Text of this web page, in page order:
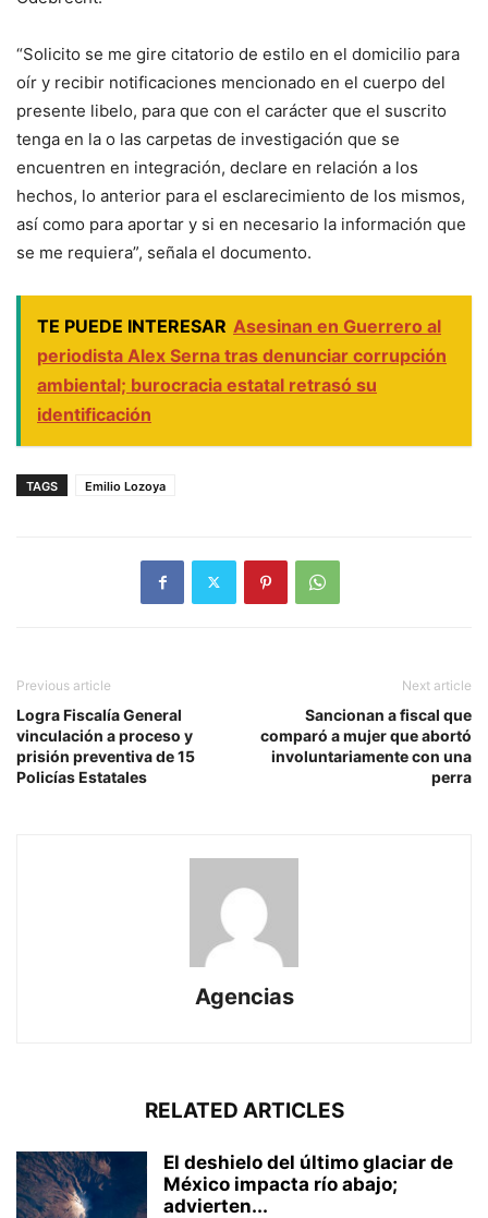
“Solicito se me gire citatorio de estilo en el domicilio para
oír y recibir notificaciones mencionado en el cuerpo del
presente libelo, para que con el carácter que el suscrito
tenga en la o las carpetas de investigación que se
encuentren en integración, declare en relación a los
hechos, lo anterior para el esclarecimiento de los mismos,
así como para aportar y si en necesario la información que
se me requiera”, señala el documento.
TE PUEDE INTERESAR Asesinan en Guerrero al
periodista Alex Serna tras denunciar corrupción
ambiental; burocracia estatal retrasó su
identificación
TAGS Emilio Lozoya
Previous article
Logra Fiscalía General
vinculación a proceso y
prisión preventiva de 15
Policías Estatales
Next article
Sancionan a fiscal que
comparó a mujer que abortó
involuntariamente con una
perra
Agencias
RELATED ARTICLES
El deshielo del último glaciar de
México impacta río abajo;
advierten...